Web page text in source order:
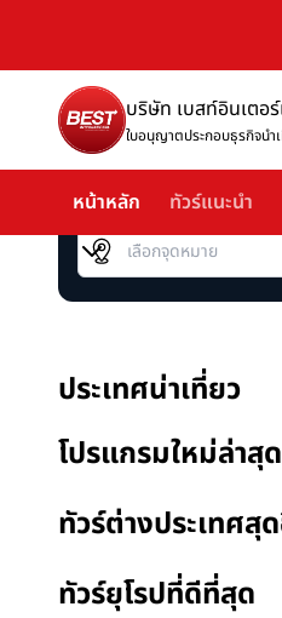
บริษัท เบสท์อินเตอ
ใบอนุญาตประกอบธุรกิจน
หน้าหลัก ทัวร์แนะนำ
เลือกจุดหมาย
ประเทศน่าเที่ยว
โปรแกรมใหม่ล่าสุด
ทัวร์ต่างประเทศสุ
ทัวร์ยุโรปที่ดีที่สุด